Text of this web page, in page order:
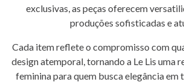
exclusivas, as peças oferecem
produções sofisticadas e
Cada item reflete o compromisso com
design atemporal, tornando a Le Lis uma
feminina para quem busca elegância em